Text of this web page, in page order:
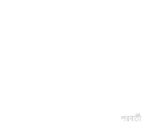
পরবর্তী